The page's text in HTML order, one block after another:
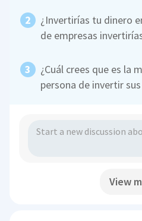
¿Invertirías tu dinero
de empresas
¿Cuál crees que es la
persona de invertir
View